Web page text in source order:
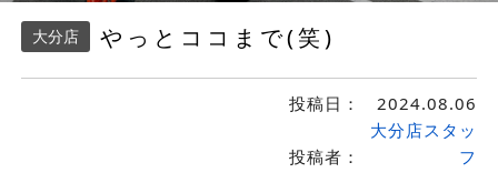
大分店 やっとココまで(笑)
投稿日： 2024.08.06
投稿者：
大分店スタッ
フ